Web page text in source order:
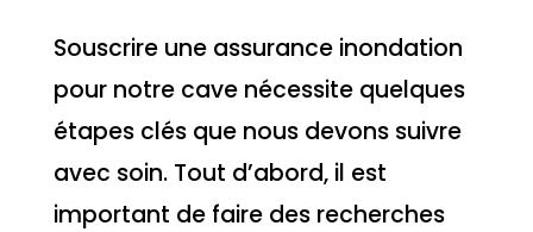
Souscrire une assurance inondation
pour notre cave nécessite quelques
étapes clés que nous devons suivre
avec soin. Tout d’abord, il est
important de faire des recherches